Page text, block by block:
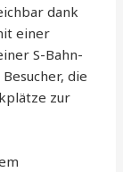
dank
einer
S-Bahn-
die
zur